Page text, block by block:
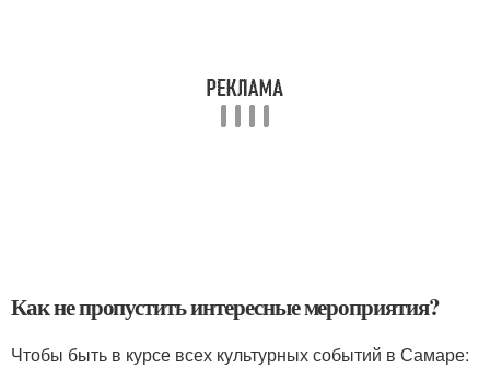
Как не пропустить интересные мероприятия?
Чтобы быть в курсе всех культурных событий в Самаре: